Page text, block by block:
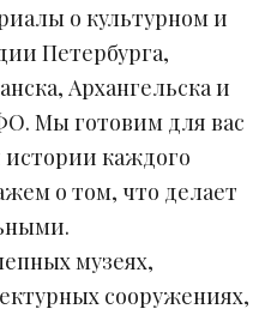
о культурном и
Петербурга,
Архангельска и
Мы готовим для вас
каждого
о том, что делает
музеях,
сооружениях,